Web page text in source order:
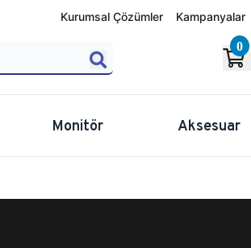
Kurumsal Çözümler Kampanyalar
0
Monitör Aksesuar